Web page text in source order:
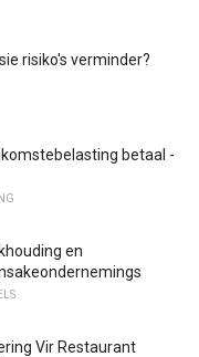
risiko's verminder?
betaal -
en
Vir Restaurant